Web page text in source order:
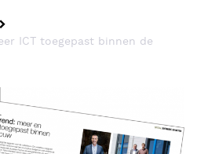
ICT toegepast binnen de